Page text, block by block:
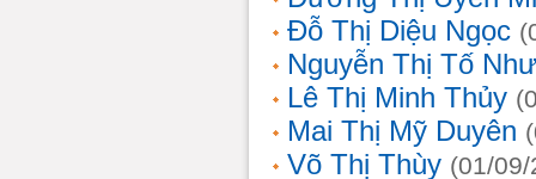
Đỗ Thị Diệu Ngọc
Nguyễn Thị Tố Như
Lê Thị Minh Thủy
Mai Thị Mỹ Duyên
Võ Thị Thùy (01/